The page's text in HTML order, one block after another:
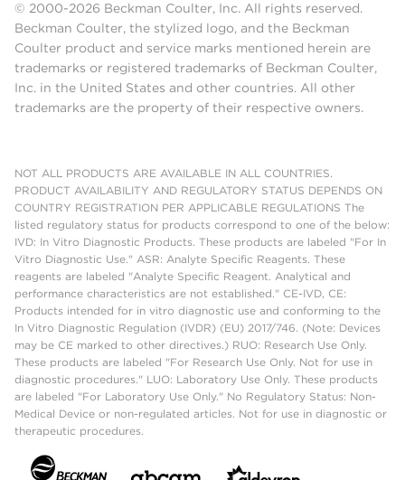
© 2000-2026 Beckman Coulter, Inc. All rights reserved.
Beckman Coulter, the stylized logo, and the Beckman
Coulter product and service marks mentioned herein are
trademarks or registered trademarks of Beckman Coulter,
Inc. in the United States and other countries. All other
trademarks are the property of their respective owners.
NOT ALL PRODUCTS ARE AVAILABLE IN ALL COUNTRIES.
PRODUCT AVAILABILITY AND REGULATORY STATUS DEPENDS ON
COUNTRY REGISTRATION PER APPLICABLE REGULATIONS The
listed regulatory status for products correspond to one of the below:
IVD: In Vitro Diagnostic Products. These products are labeled "For In
Vitro Diagnostic Use." ASR: Analyte Specific Reagents. These
reagents are labeled "Analyte Specific Reagent. Analytical and
performance characteristics are not established." CE-IVD, CE:
Products intended for in vitro diagnostic use and conforming to the
In Vitro Diagnostic Regulation (IVDR) (EU) 2017/746. (Note: Devices
may be CE marked to other directives.) RUO: Research Use Only.
These products are labeled "For Research Use Only. Not for use in
diagnostic procedures." LUO: Laboratory Use Only. These products
are labeled "For Laboratory Use Only." No Regulatory Status: Non-
Medical Device or non-regulated articles. Not for use in diagnostic or
therapeutic procedures.